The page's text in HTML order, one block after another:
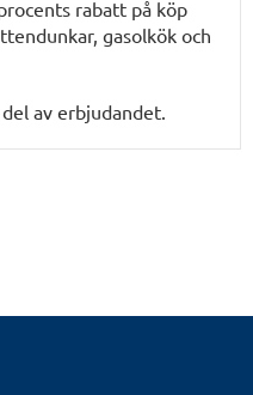
rabatt på köp
gasolkök och
av erbjudandet.